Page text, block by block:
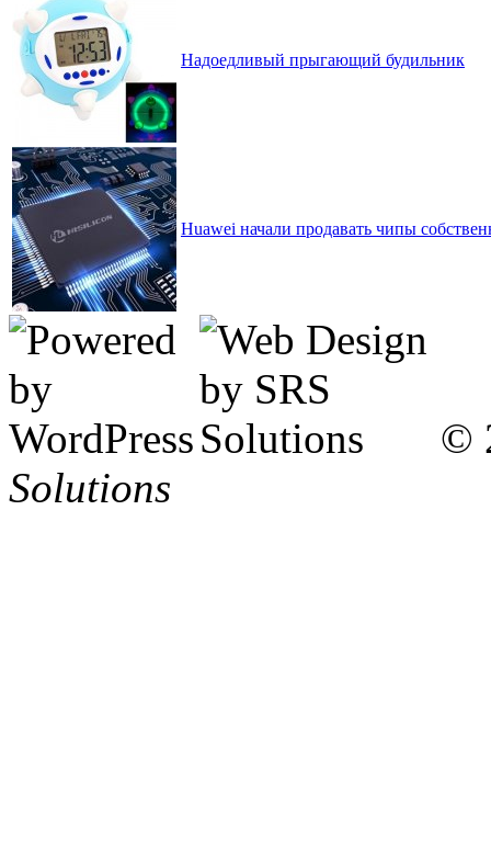
Надоедливый прыгающий будильник
Huawei начали продавать чипы
©
Solutions